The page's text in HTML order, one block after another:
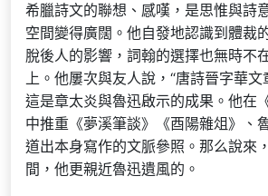
希臘詩文的聯想、感嘆，是思惟與詩
空間變得廣闊。他自發地認識到體裁
脫後人的影響，詞翰的選擇也無時不
上。他屢次與友人說，“唐詩晉字華文
這是章太炎與魯迅啟示的成果。他在
中推重《夢溪筆談》《酉陽雜俎》、
道出本身寫作的文脈參照。那么說來
間，他更親近魯迅遺風的。